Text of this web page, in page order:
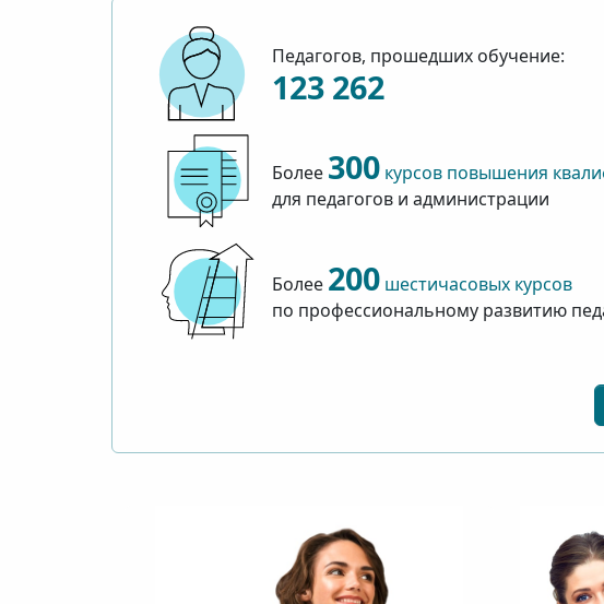
Педагогов, прошедших обучение:
123 262
Более 300 курсов повышения
для педагогов и администрации
Более 200 шестичасовых курсов
по профессиональному развитию